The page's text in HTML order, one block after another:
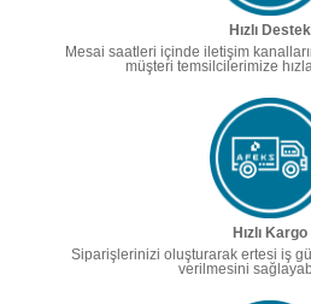
Hızlı Destek
Mesai saatleri içinde iletişim
müşteri temsilcilerimize
Hızlı Kargo
Siparişlerinizi oluşturarak ertesi iş
verilmesini